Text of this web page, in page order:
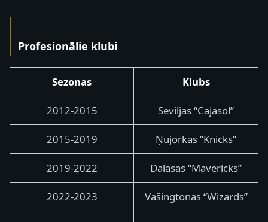
Profesionālie klubi
Sezonas Klubs
2012-2015 Seviljas “Cajasol”
2015-2019 Ņujorkas “Knicks”
2019-2022 Dalasas “Mavericks”
2022-2023 Vašingtonas “Wizards”